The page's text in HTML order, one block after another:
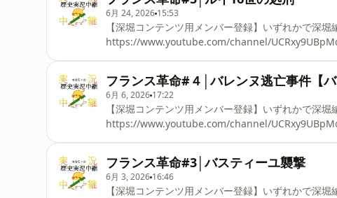
https://www.youtube.com/
https://www.youtube.com/
6月 24, 2026 15:53
【深堀コンテンツ用メンバー登録】いずれかで深
https://www.youtube.com/channel/
https://www.youtube.com/
https://www.youtube.com/
https://www.youtube.com/
フランス革命#４│バレンヌ逃亡事件【バ
6月 6, 2026 17:22
【深堀コンテンツ用メンバー登録】いずれかで深
https://www.youtube.com/channel/
https://www.youtube.com/
https://www.youtube.com/
https://www.youtube.com/
フランス革命#3│バスティーユ襲撃
6月 3, 2026 16:46
【深堀コンテンツ用メンバー登録】いずれかで深